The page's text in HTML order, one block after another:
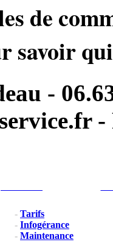
de
savoir
-
-
- Tarifs
- Infogérance
- Maintenance